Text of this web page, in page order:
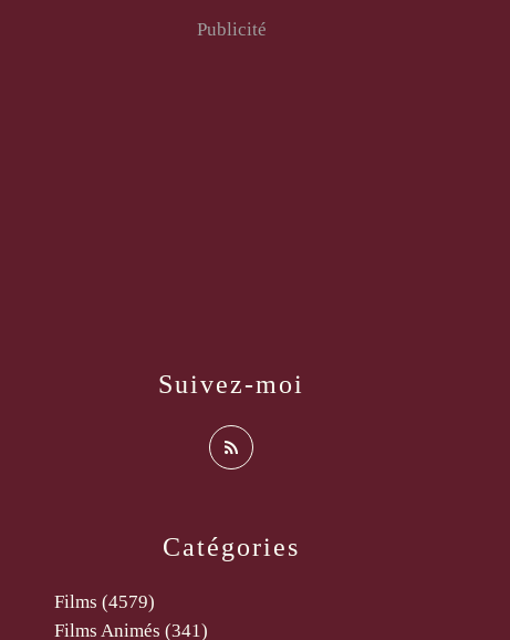
Catégories
Films (4579)
Films Animés (341)
Suivez-moi
Publicité